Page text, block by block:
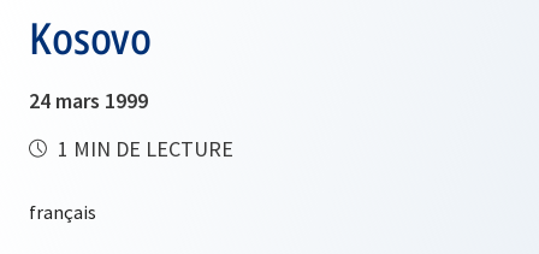
Kosovo
24 mars 1999
1 MIN DE LECTURE